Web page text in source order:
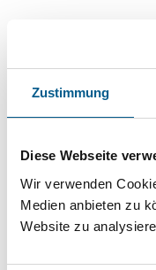
Zustimmung
Diese Webseite
Wir verwenden
Medien anbieten zu
Website zu
Sie suchen
Projekt oder ein
direkt über
Suche bitte die
beachten.